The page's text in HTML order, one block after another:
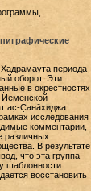
периода
оборот. Эти
в окрестностях
Йеменской
ас̣-С̣анāхиджа
исследования
комментарии,
различных
В результате
что эта группа
шаблонности
восстановить